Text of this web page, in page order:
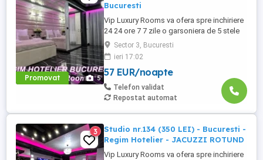
Promovat 5
Bucuresti
Vip Luxury Rooms va ofera spre inchiriere
24 24 ore 7 7 zile o garsoniera de 5 stele
Luxoase cu un desing unic si deosebit in
Sector 3 Bucuresti . Garsoniera se alfa in
Complex Rezidential Nou . Acces Bariera
Monitorizare Video in Complex ( de la
Politia Locala Sector 3 ) Loc de parcare
PRIVAT in complex ...
Sector 3, Bucuresti
ieri 17:02
57 EUR/noapte
Telefon validat
Repostat automat
3
Studio nr.134 (350 LEI) - Bucuresti -
Regim Hotelier - JACUZZI ROTUND
Vip Luxury Rooms va ofera spre inchiriere